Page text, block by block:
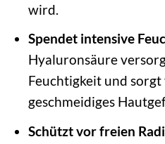
wird.
Spendet intensive
Hyaluronsäure
Feuchtigkeit und sorgt
geschmeidiges
Schützt vor freien